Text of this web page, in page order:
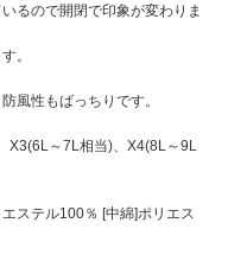
るので開閉で印象が変わりま
。
風性もばっちりです。
X3(6L～7L相当)、X4(8L～9L
ステル100％ [中綿]ポリエス